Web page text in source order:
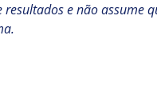
e não assume